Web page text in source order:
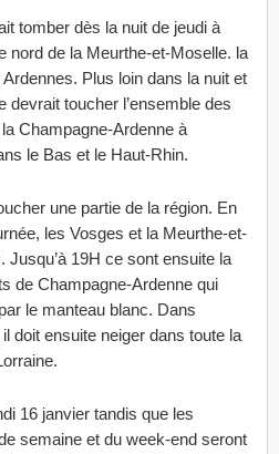
tomber dès la nuit de jeudi à
nord de la Meurthe-et-Moselle. la
Plus loin dans la nuit et
devrait toucher l’ensemble des
Champagne-Ardenne à
le Bas et le Haut-Rhin.
une partie de la région. En
les Vosges et la Meurthe-et-
19H ce sont ensuite la
de Champagne-Ardenne qui
le manteau blanc. Dans
doit ensuite neiger dans toute la
16 janvier tandis que les
semaine et du week-end seront